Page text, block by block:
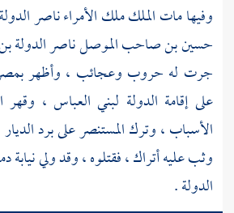
وفيها مات الملك ملك الأمراءناصر
حسين بن صاحب الموصل ناصر الدولة
جرت له حروب وعجائب ، وأظهر
على إقامة الدولة لبني العباس ، وقهر
الأسباب ، وتركالمستنصرعلى برد
وثب عليه أتراك ، فقتلوه ، وقد ولي نيابة
الدولة.